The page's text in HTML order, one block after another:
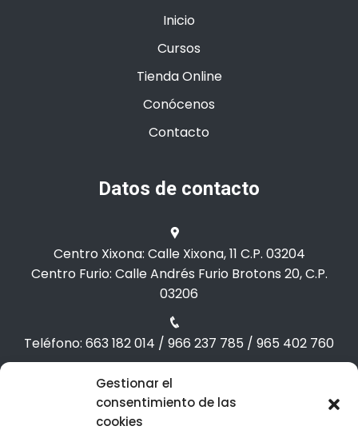
Gestionar el
consentimiento de las
cookies
Inicio
Cursos
Tienda Online
Conócenos
Contacto
Datos de contacto
Centro Xixona: Calle Xixona, 11 C.P. 03204
Centro Furio: Calle Andrés Furio Brotons 20, C.P.
03206
Teléfono: 663 182 014 / 966 237 785 / 965 402 760
Correo: info@formap.es /admin@formap.es